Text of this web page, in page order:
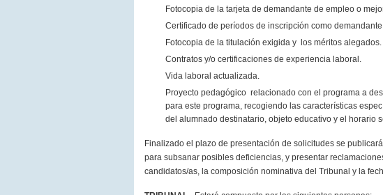
Fotocopia de la tarjeta de demandante de empleo o
Certificado de períodos de inscripción como
Fotocopia de la titulación exigida y los méritos alegados.
Contratos y/o certificaciones de experiencia laboral.
Vida laboral actualizada.
Proyecto pedagógico relacionado con el programa a
para este programa, recogiendo las características
del alumnado destinatario, objeto educativo y el horario
Finalizado el plazo de presentación de solicitudes se
para subsanar posibles deficiencias, y presentar
candidatos/as, la composición nominativa del Tribunal y la